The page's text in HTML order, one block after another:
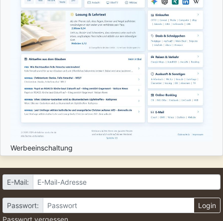
Werbeeinschaltung
E-Mail:
Passwort:
Login